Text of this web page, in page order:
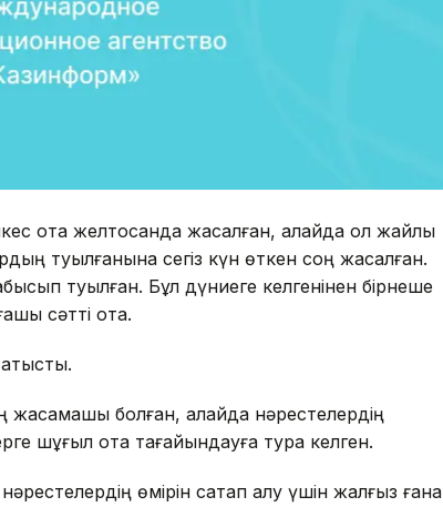
ота желтоқсанда жасалған, алайда ол жайлы
туылғанына сегіз күн өткен соң жасалған.
туылған. Бұл дүниеге келгенінен бірнеше
сәтті ота.
жасамақшы болған, алайда нәрестелердің
шұғыл ота тағайындауға тура келген.
өмірін сақтап қалу үшін жалғыз ғана